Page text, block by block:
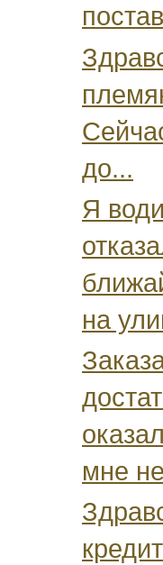
до...
Я
на
мне